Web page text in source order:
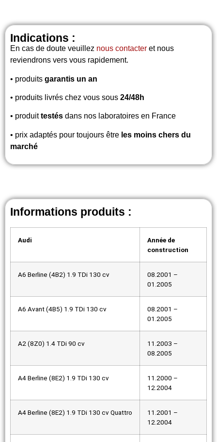
Indications :
En cas de doute veuillez nous contacter et nous
reviendrons vers vous rapidement.
• produits garantis un an
• produits livrés chez vous sous 24/48h
• produittestés dans nos laboratoires en France
• prix adaptés pour toujours être les moins chers du
marché
Informations produits :
Audi
Année de
construction
A6 Berline (4B2) 1.9 TDi 130 cv
08.2001 –
01.2005
A6 Avant (4B5) 1.9 TDi 130 cv
08.2001 –
01.2005
A2 (8Z0) 1.4 TDi 90 cv
11.2003 –
08.2005
A4 Berline (8E2) 1.9 TDi 130 cv
11.2000 –
12.2004
A4 Berline (8E2) 1.9 TDi 130 cv Quattro
11.2001 –
12.2004